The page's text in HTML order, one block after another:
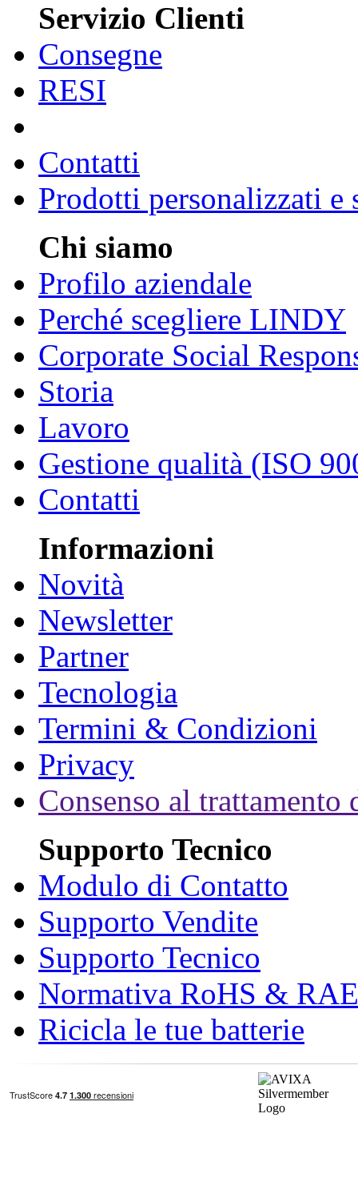
Servizio Clienti
Consegne
RESI
Contatti
Prodotti personalizzati e
Chi siamo
Profilo aziendale
Perché scegliere LINDY
Corporate Social
Storia
Lavoro
Gestione qualità (ISO
Contatti
Informazioni
Novità
Newsletter
Partner
Tecnologia
Termini & Condizioni
Privacy
Consenso al trattamento
Supporto Tecnico
Modulo di Contatto
Supporto Vendite
Supporto Tecnico
Normativa RoHS &
Ricicla le tue batterie